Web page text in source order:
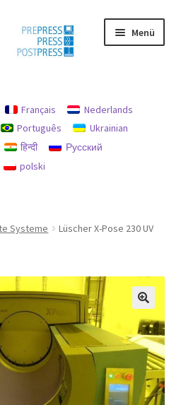
Menü
Français
Nederlands
Português
Ukrainian
हिन्दी
Русский
polski
Systeme
Lüscher X-Pose 230 UV